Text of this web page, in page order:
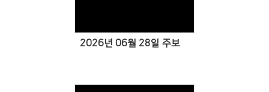
2026년 06월 28일 주보